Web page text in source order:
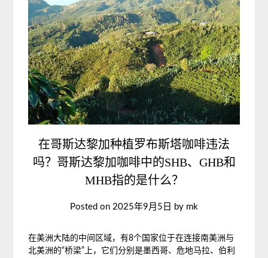
在哥斯达黎加种植罗布斯塔咖啡违法
吗？哥斯达黎加咖啡中的SHB、GHB和
MHB指的是什么？
Posted on 2025年9月5日 by mk
在美洲大陆的中间区域，有8个国家位于在连接南美洲与
北美洲的“桥梁”上，它们分别是墨西哥、危地马拉、伯利